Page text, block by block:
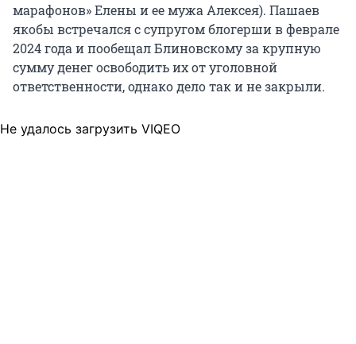
марафонов» Елены и ее мужа Алексея). Пашаев
якобы встречался с супругом блогерши в феврале
2024 года и пообещал Блиновскому за крупную
сумму денег освободить их от уголовной
ответственности, однако дело так и не закрыли.
Не удалось загрузить VIQEO